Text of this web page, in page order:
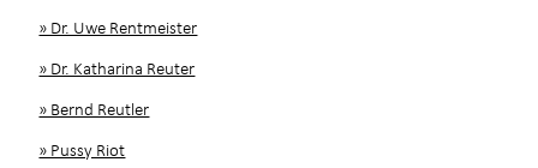
» Dr. Uwe Rentmeister
» Dr. Katharina Reuter
» Bernd Reutler
» Pussy Riot